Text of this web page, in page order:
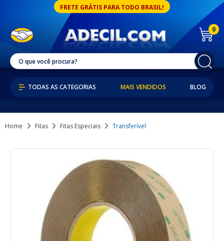
FRETE GRÁTIS PARA TODO BRASIL!
0
MAIS VENDIDOS BLOG
Home Fitas Fitas Especiais Transferível